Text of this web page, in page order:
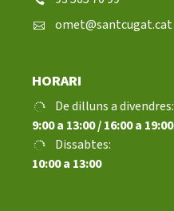
omet@santcugat.cat
HORARI
De dilluns a divendres:
9:00 a 13:00 / 16:00 a 19:00
Dissabtes:
10:00 a 13:00